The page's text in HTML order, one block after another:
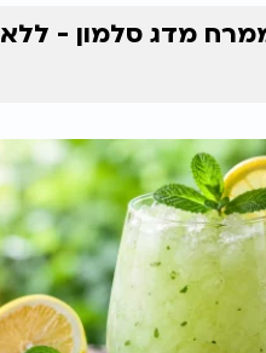
מדג סלמון - ללא